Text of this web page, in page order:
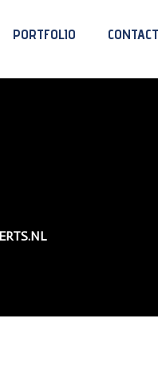
PORTFOLIO CONTACT
Happy